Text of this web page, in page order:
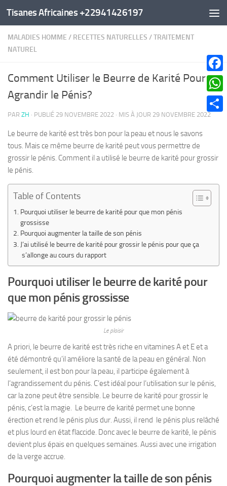
Au dessous du contenu
Tisanes Africaines +22941426197
MALADIES HOMME / RECETTES NATURELLES /TRAITEMENT
NATUREL
Comment Utiliser le Beurre de Karité Pour
Agrandir le Pénis?
PAR ZH · PUBLIÉ 29 NOVEMBRE 2022 · MIS À JOUR 29 NOVEMBRE 2022
Le beurre de karité est très bon pour la peau et nous le savons
tous. Mais ce même beurre de karité peut vous permettre de
grossir le pénis. Comment il a utilisé le beurre de karité pour grossir
le pénis.
Table of Contents
Pourquoi utiliser le beurre de karité pour que mon pénis
grossisse
Pourquoi augmenter la taille de son pénis
J’ai utilisé le beurre de karité pour grossir le pénis pour que ça
s’allonge au cours du rapport
Pourquoi utiliser le beurre de karité pour
que mon pénis grossisse
Le plaisir
A priori, le beurre de karité est très riche en vitamines A et E et a
été démontré qu’il améliore la santé de la peau en général. Non
seulement, il est bon pour la peau, il participe également à
l’agrandissement du pénis. C’est idéal pour l’utilisation sur le pénis,
car la zone peut être sensible. Le beurre de karité pour grossir le
pénis, c’est la magie. Le beurre de karité permet une bonne
érection et rend le pénis plus dur. Aussi, il rend le pénis plus relâché
et plus lourd en état flaccide. Donc avec le beurre de karité, le pénis
devient plus épais en quelques semaines. Aussi avec une irrigation
de la verge accrue.
Pourquoi augmenter la taille de son pénis